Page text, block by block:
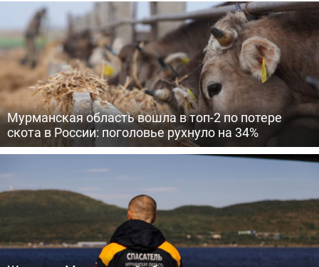
Мурманская область вошла в топ-2 по потере
скота в России: поголовье рухнуло на 34%